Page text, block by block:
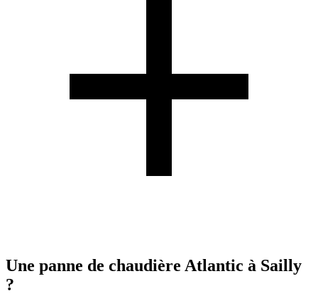
Une panne de chaudière Atlantic à Sailly
?